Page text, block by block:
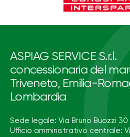
ASPIAG SERVICE S.r.l.
concessionaria del
Triveneto, Emilia-
Lombardia
Sede legale: Via Bruno Buozzi 30
Ufficio amministrativo centrale: